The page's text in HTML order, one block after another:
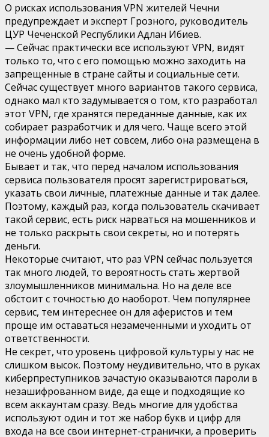
О рисках использования VPN жителей Чечни
предупреждает и эксперт Грозного, руководитель
ЦУР Чеченской Республики Адлан Ибиев.
— Сейчас практически все используют VPN, видят
только то, что с его помощью можно заходить на
запрещенные в стране сайты и социальные сети.
Сейчас существует много вариантов такого сервиса,
однако мал кто задумывается о том, кто разработал
этот VPN, где хранятся переданные данные, как их
собирает разработчик и для чего. Чаще всего этой
информации либо нет совсем, либо она размещена в
не очень удобной форме.
Бывает и так, что перед началом использования
сервиса пользователя просят зарегистрироваться,
указать свои личные, платежные данные и так далее.
Поэтому, каждый раз, когда пользователь скачивает
такой сервис, есть риск нарваться на мошенников и
не только раскрыть свои секреты, но и потерять
деньги.
Некоторые считают, что раз VPN сейчас пользуется
так много людей, то вероятность стать жертвой
злоумышленников минимальна. Но на деле все
обстоит с точностью до наоборот. Чем популярнее
сервис, тем интереснее он для аферистов и тем
проще им оставаться незамеченными и уходить от
ответственности.
Не секрет, что уровень цифровой культуры у нас не
слишком высок. Поэтому неудивительно, что в руках
киберпреступников зачастую оказываются пароли в
незашифрованном виде, да еще и подходящие ко
всем аккаунтам сразу. Ведь многие для удобства
используют один и тот же набор букв и цифр для
входа на все свои интернет-странички, а проверить